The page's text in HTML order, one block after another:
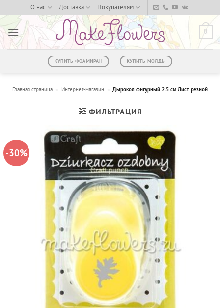
to
content
О нас Доставка Покупателям
0
КУПИТЬ ФОАМИРАН КУПИТЬ МОЛДЫ
Главная страница » Интернет-магазин » Дырокол фигурный 2.5 см Лист резной
ФИЛЬТРАЦИЯ
-30%